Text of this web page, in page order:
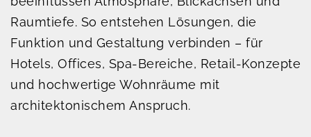
Raumtiefe. So entstehen Lösungen, die
Funktion und Gestaltung verbinden – für
Hotels, Offices, Spa-Bereiche, Retail-Konzepte
und hochwertige Wohnräume mit
architektonischem Anspruch.